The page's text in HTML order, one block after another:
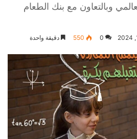
وبالتعاون مع بنك الطعام
0
550 دقيقة واحدة